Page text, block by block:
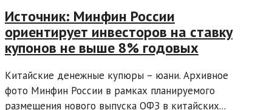
Источник: Минфин России
ориентирует инвесторов на ставку
купонов не выше 8% годовых
Китайские денежные купюры – юани. Архивное
фото Минфин России в рамках планируемого
размещения нового выпуска ОФЗ в китайских...